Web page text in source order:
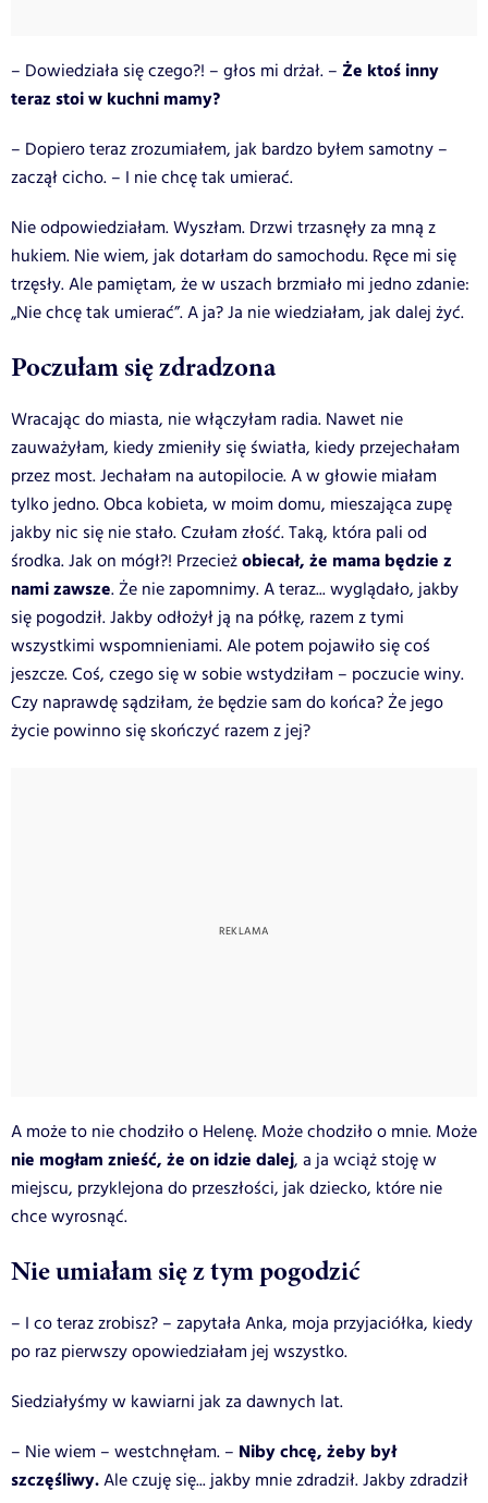
– Dowiedziała się czego?! – głos mi drżał. – Że ktoś inny
teraz stoi w kuchni mamy?
– Dopiero teraz zrozumiałem, jak bardzo byłem samotny –
zaczął cicho. – I nie chcę tak umierać.
Nie odpowiedziałam. Wyszłam. Drzwi trzasnęły za mną z
hukiem. Nie wiem, jak dotarłam do samochodu. Ręce mi się
trzęsły. Ale pamiętam, że w uszach brzmiało mi jedno zdanie:
„Nie chcę tak umierać”. A ja? Ja nie wiedziałam, jak dalej żyć.
Poczułam się zdradzona
Wracając do miasta, nie włączyłam radia. Nawet nie
zauważyłam, kiedy zmieniły się światła, kiedy przejechałam
przez most. Jechałam na autopilocie. A w głowie miałam
tylko jedno. Obca kobieta, w moim domu, mieszająca zupę
jakby nic się nie stało.Czułam złość. Taką, która pali od
środka. Jak on mógł?! Przecieżobiecał, że mama będzie z
nami zawsze. Że nie zapomnimy. A teraz... wyglądało, jakby
się pogodził. Jakby odłożył ją na półkę, razem z tymi
wszystkimi wspomnieniami.Ale potem pojawiło się coś
jeszcze. Coś, czego się w sobie wstydziłam – poczucie winy.
Czy naprawdę sądziłam, że będzie sam do końca? Że jego
życie powinno się skończyć razem z jej?
A może to nie chodziło o Helenę. Może chodziło o mnie. Może
nie mogłam znieść, że on idzie dalej, a ja wciąż stoję w
miejscu, przyklejona do przeszłości, jak dziecko, które nie
chce wyrosnąć.
Nie umiałam się z tym pogodzić
– I co teraz zrobisz? – zapytała Anka, moja przyjaciółka, kiedy
po raz pierwszy opowiedziałam jej wszystko.
Siedziałyśmy w kawiarni jak za dawnych lat.
– Nie wiem – westchnęłam. – Niby chcę, żeby był
szczęśliwy.Ale czuję się... jakby mnie zdradził. Jakby zdradził